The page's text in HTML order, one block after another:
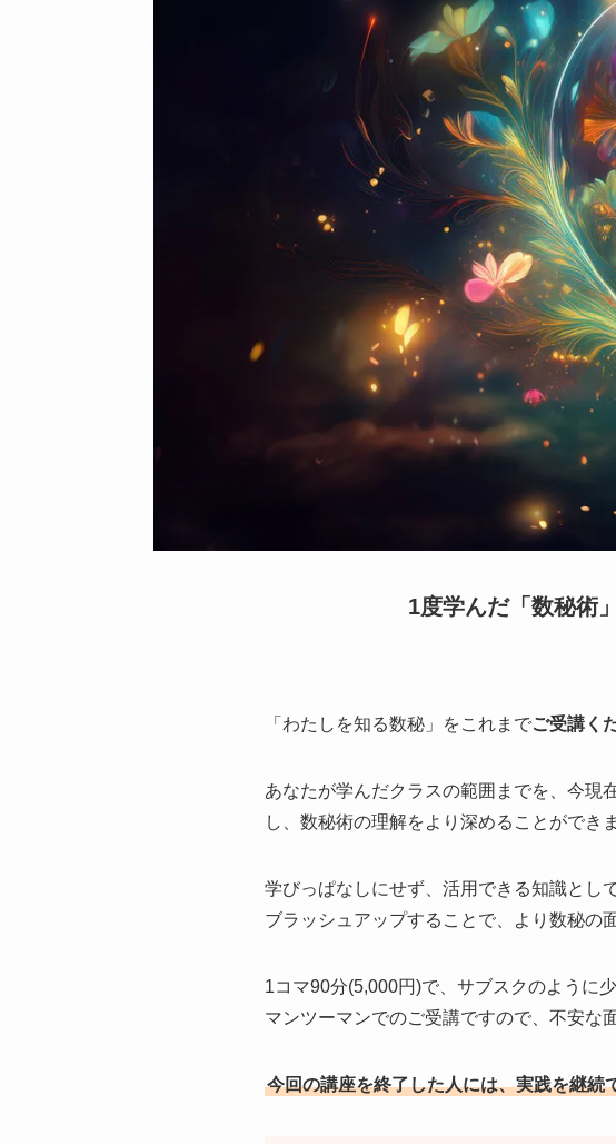
1度学んだ「数秘術
「わたしを知る数秘」をこれまでご受講く
あなたが学んだクラスの範囲までを、今現
し、数秘術の理解をより深めることができま
学びっぱなしにせず、活用できる知識とし
ブラッシュアップすることで、より数秘の
1コマ90分(5,000円)で、サブスクのように
マンツーマンでのご受講ですので、不安な
今回の講座を終了した人には、実践を継続